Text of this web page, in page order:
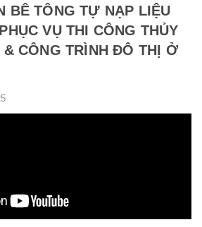
BÊ TÔNG TỰ NẠP LIỆU
VỤ THI CÔNG THỦY
CÔNG TRÌNH ĐÔ THỊ Ở